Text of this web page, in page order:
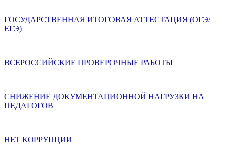
ГОСУДАРСТВЕННАЯ ИТОГОВАЯ АТТЕСТАЦИЯ (ОГЭ/
ЕГЭ)
ВСЕРОССИЙСКИЕ ПРОВЕРОЧНЫЕ РАБОТЫ
СНИЖЕНИЕ ДОКУМЕНТАЦИОННОЙ НАГРУЗКИ НА
ПЕДАГОГОВ
НЕТ КОРРУПЦИИ